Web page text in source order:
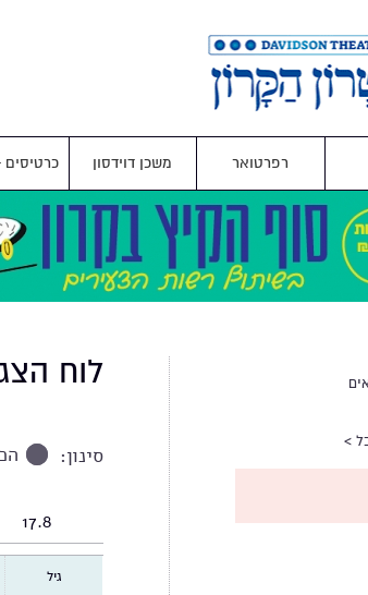
רפרטואר משכן דוידסון כרטיסים
לוח
סינון:
17.8
גיל